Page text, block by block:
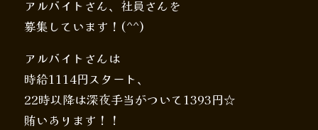
アルバイトさん、社員さんを
募集しています！(^^)
アルバイトさんは
時給1114円スタート、
22時以降は深夜手当がついて1393円☆
賄いあります！！